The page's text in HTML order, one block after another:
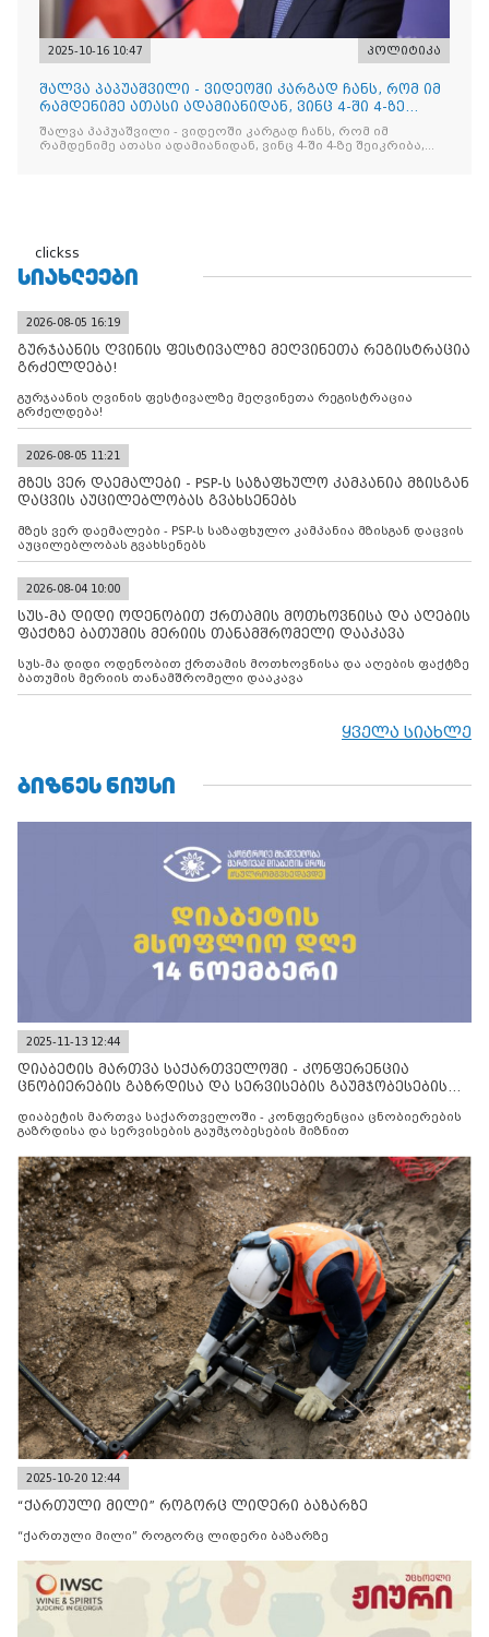
2025-10-16 10:47 პოლიტიკა
შალვა პაპუაშვილი - ვიდეოში კარგად ჩანს, რომ იმ
რამდენიმე ათასი ადამიანიდან, ვინც 4-ში 4-ზე
შეიკრიბა,
შალვა პაპუაშვილი - ვიდეოში კარგად ჩანს, რომ იმ
რამდენიმე ათასი ადამიანიდან, ვინც 4-ში 4-ზე შეიკრიბა,
clickss
ᲡᲘᲐᲮᲚᲔᲔᲑᲘ
2026-08-05 16:19
გურჯაანის ღვინის ფესტივალზე მეღვინეთა რეგისტრაცია
გრძელდება!
გურჯაანის ღვინის ფესტივალზე მეღვინეთა რეგისტრაცია
გრძელდება!
2026-08-05 11:21
მზეს ვერ დაემალები - PSP-ს საზაფხულო კამპანია მზისგან
დაცვის აუცილებლობას გვახსენებს
მზეს ვერ დაემალები - PSP-ს საზაფხულო კამპანია მზისგან დაცვის
აუცილებლობას გვახსენებს
2026-08-04 10:00
სუს-მა დიდი ოდენობით ქრთამის მოთხოვნისა და აღების
ფაქტზე ბათუმის მერიის თანამშრომელი დააკავა
სუს-მა დიდი ოდენობით ქრთამის მოთხოვნისა და აღების ფაქტზე
ბათუმის მერიის თანამშრომელი დააკავა
ყველა სიახლე
ᲑᲘᲖᲜᲔᲡ ᲜᲘᲣᲡᲘ
2025-11-13 12:44
დიაბეტის მართვა საქართველოში - კონფერენცია
ცნობიერების გაზრდისა და სერვისების გაუმჯობესების
დიაბეტის მართვა საქართველოში - კონფერენცია ცნობიერების
გაზრდისა და სერვისების გაუმჯობესების მიზნით
2025-10-20 12:44
“ქართული მილი” როგორც ლიდერი ბაზარზე
“ქართული მილი” როგორც ლიდერი ბაზარზე